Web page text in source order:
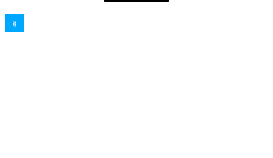
ह